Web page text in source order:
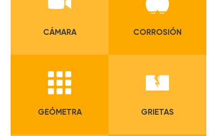
CÁMARA CORROSIÓN
GEÓMETRA GRIETAS